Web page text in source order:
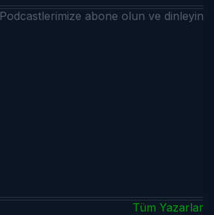
Podcastlerimize abone olun ve dinleyin
Tüm Yazarlar